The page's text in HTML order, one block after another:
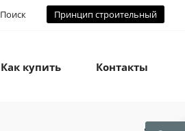
Принцип строительный
Поиск
Как купить Контакты